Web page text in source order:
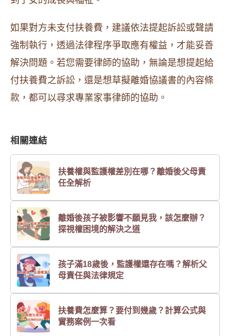
如果對方未支付扶養費，建議依法提起訴訟或聲請
強制執行，透過法律程序爭取應有權益，才能妥善
解決問題。若您需要律師的協助，無論是想提起給
付扶養費之訴訟，還是想草擬離婚協議書的內容條
款，都可以尋求專業家事律師的協助。
相關連結
扶養權與監護權差別在哪？離婚後父母責
任全解析
離婚後孩子被影響不願見我，該怎麼辦？
探視權困境的解決之道
孩子滿18歲後，監護權還存在嗎？解析父
母責任與法律規定
扶養費怎麼算？要付到幾歲？計算公式與
實務案例一次看